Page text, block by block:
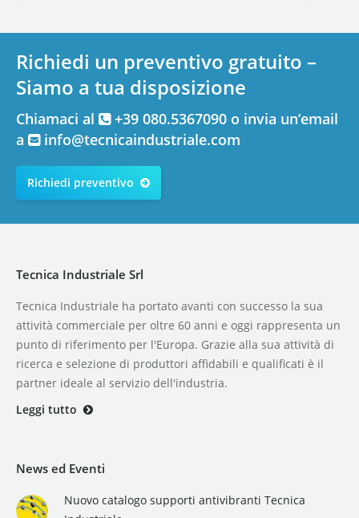
Richiedi un preventivo gratuito –
Siamo a tua disposizione
Chiamaci al
+39 080.5367090 o invia un’email
a
info@tecnicaindustriale.com
Richiedi preventivo
Tecnica Industriale Srl
Tecnica Industriale ha portato avanti con successo la sua
attività commerciale per oltre 60 anni e oggi rappresenta un
punto di riferimento per l'Europa. Grazie alla sua attività di
ricerca e selezione di produttori affidabili e qualificati è il
partner ideale al servizio dell'industria.
Leggi tutto
News ed Eventi
Nuovo catalogo supporti antivibranti Tecnica